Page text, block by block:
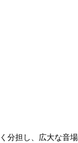
担し、広大な音